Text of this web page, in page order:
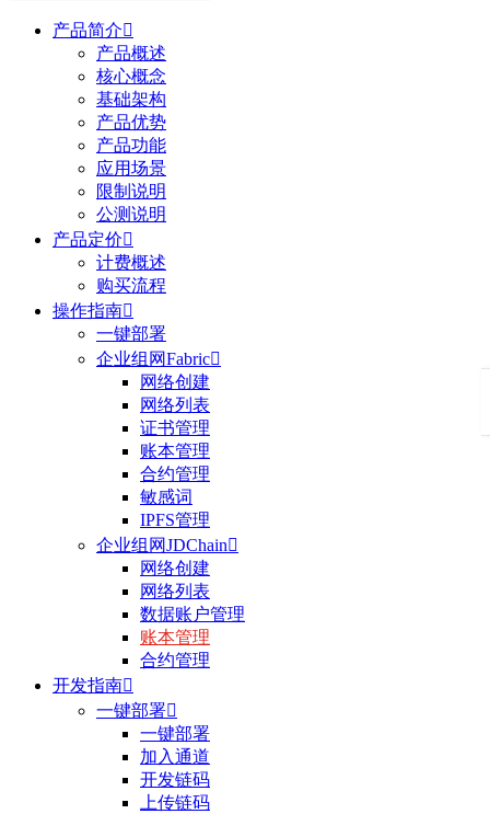
产品简介
产品概述
核心概念
基础架构
产品优势
产品功能
应用场景
限制说明
公测说明
产品定价
计费概述
购买流程
操作指南
一键部署
企业组网Fabric
网络创建
网络列表
证书管理
账本管理
合约管理
敏感词
IPFS管理
企业组网JDChain
网络创建
网络列表
数据账户管理
账本管理
合约管理
开发指南
一键部署
一键部署
加入通道
开发链码
上传链码